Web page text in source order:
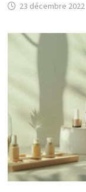
23 décembre 2022